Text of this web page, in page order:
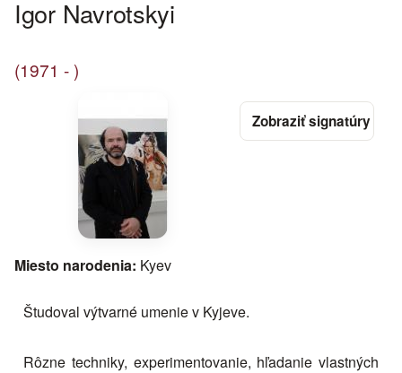
Igor Navrotskyi
(1971 - )
Miesto narodenia: Kyev
Študoval výtvarné umenie v Kyjeve.
Rôzne techniky, experimentovanie, hľadanie vlastných